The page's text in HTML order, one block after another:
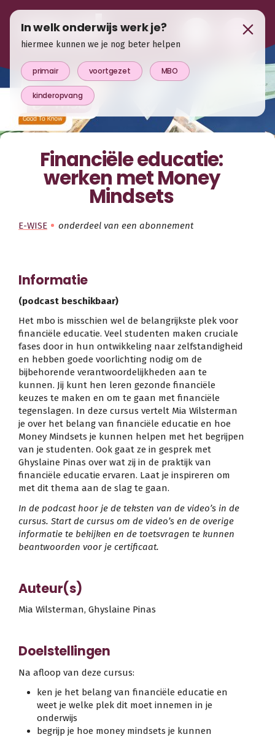
Financiële educatie:
werken met Money
Mindsets
E-WISE onderdeel van een abonnement
Informatie
(podcast beschikbaar)
Het mbo is misschien wel de belangrijkste plek voor
financiële educatie. Veel studenten maken cruciale
fases door in hun ontwikkeling naar zelfstandigheid
en hebben goede voorlichting nodig om de
bijbehorende verantwoordelijkheden aan te
kunnen. Jij kunt hen leren gezonde financiële
keuzes te maken en om te gaan met financiële
tegenslagen. In deze cursus vertelt Mia Wilsterman
je over het belang van financiële educatie en hoe
Money Mindsets je kunnen helpen met het begrijpen
van je studenten. Ook gaat ze in gesprek met
Ghyslaine Pinas over wat zij in de praktijk van
financiële educatie ervaren. Laat je inspireren om
met dit thema aan de slag te gaan.
In de podcast hoor je de teksten van de video’s in de
cursus. Start de cursus om de video’s en de overige
informatie te bekijken en de toetsvragen te kunnen
beantwoorden voor je certificaat.
Auteur(s)
Mia Wilsterman, Ghyslaine Pinas
Doelstellingen
Na afloop van deze cursus:
ken je het belang van financiële educatie en
weet je welke plek dit moet innemen in je
onderwijs
begrijp je hoe money mindsets je kunnen
In welk onderwijs werk je?
hiermee kunnen we je nog beter helpen
primair voortgezet MBO
kinderopvang